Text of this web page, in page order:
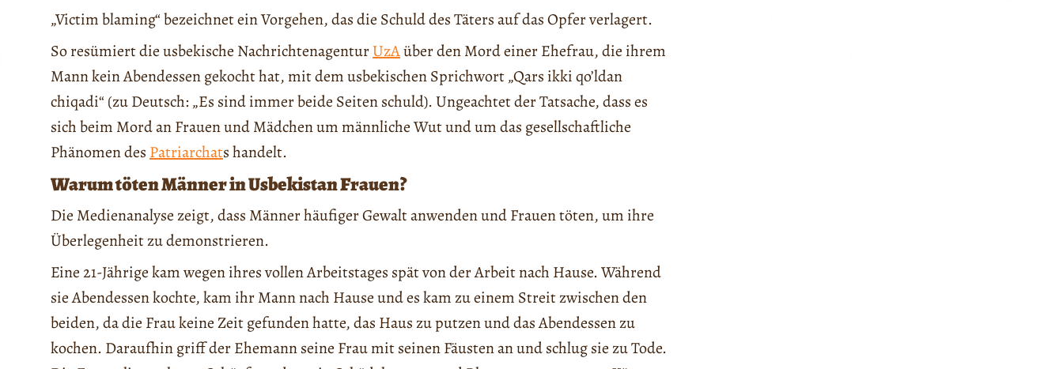
„Victim blaming“ bezeichnet ein Vorgehen, das die Schuld des Täters auf das Opfer verlagert.
So resümiert die usbekische NachrichtenagenturUzAüber den Mord einer Ehefrau, die ihrem
Mann kein Abendessen gekocht hat, mit dem usbekischen Sprichwort „Qars ikki qo’ldan
chiqadi“ (zu Deutsch: „Es sind immer beide Seiten schuld). Ungeachtet der Tatsache, dass es
sich beim Mord an Frauen und Mädchen um männliche Wut und um das gesellschaftliche
Phänomen des Patriarchats handelt.
Warum töten Männer in Usbekistan Frauen?
Die Medienanalyse zeigt, dass Männer häufiger Gewalt anwenden und Frauen töten, um ihre
Überlegenheit zu demonstrieren.
Eine 21-Jährige kam wegen ihres vollen Arbeitstages spät von der Arbeit nach Hause. Während
sie Abendessen kochte, kam ihr Mann nach Hause und es kam zu einem Streit zwischen den
beiden, da die Frau keine Zeit gefunden hatte, das Haus zu putzen und das Abendessen zu
kochen. Daraufhin griff der Ehemann seine Frau mit seinen Fäusten an und schlug sie zu Tode.